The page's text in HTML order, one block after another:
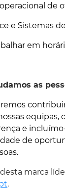
de
e Sistemas
em
as
equipas,
e
de
marca
.